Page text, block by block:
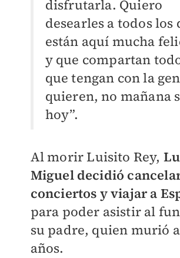
disfrutarla. Quiero
desearles a todos los
están aquí mucha
y que compartan
que tengan con la
quieren, no mañana
hoy”.
Al morir Luisito Rey,
Miguel decidió
conciertos y viajar a
para poder asistir al
su padre, quien murió
años.